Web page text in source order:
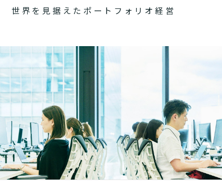
世 界 を 見 据 え た ポ ー ト フ ォ リ オ 経 営